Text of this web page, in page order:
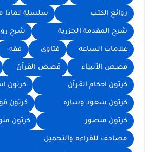
روائع الكتب سلسلة لماذا
شرح المقدمة الجزرية شرح
علامات الساعه فتاوى فقه
قصص الأنبياء قصص القرآن
كرتون احكام القرآن كرتون
كرتون سعود وساره كرتون
كرتون منصور كرتون
مصاحف للقراءه والتحميل